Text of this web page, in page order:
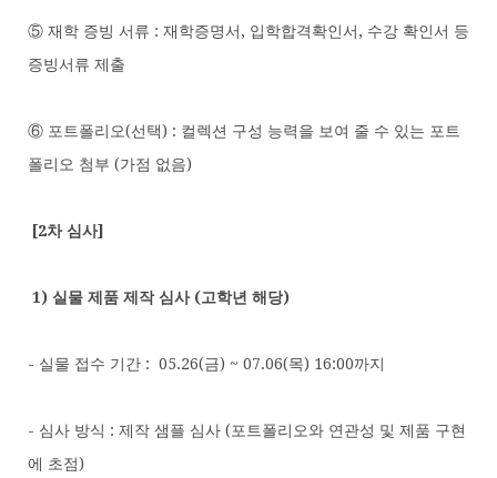
⑤ 재학 증빙 서류 : 재학증명서, 입학합격확인서, 수강 확인서 등
증빙서류 제출
⑥ 포트폴리오(선택) : 컬렉션 구성 능력을 보여 줄 수 있는 포트
폴리오 첨부 (가점 없음)
[2차 심사]
1) 실물 제품 제작 심사 (고학년 해당)
- 실물 접수 기간 : 05.26(금) ~ 07.06(목) 16:00까지
- 심사 방식 : 제작 샘플 심사 (포트폴리오와 연관성 및 제품 구현
에 초점)